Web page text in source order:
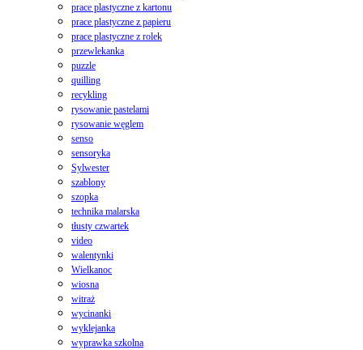
prace plastyczne z kartonu
prace plastyczne z papieru
prace plastyczne z rolek
przewlekanka
puzzle
quilling
recykling
rysowanie pastelami
rysowanie węglem
senso
sensoryka
Sylwester
szablony
szopka
technika malarska
tłusty czwartek
video
walentynki
Wielkanoc
wiosna
witraż
wycinanki
wyklejanka
wyprawka szkolna